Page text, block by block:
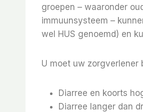
groepen – waaronder
immuunsysteem –
wel HUS genoemd) en
U moet uw zorgverlener
Diarree en koorts
Diarree langer dan